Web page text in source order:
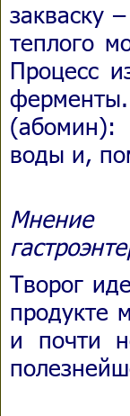
закваску
теплого
Процесс
(абомин):
воды и,
Мнение
Творог
продукте
и почти